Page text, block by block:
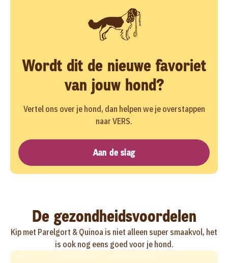
Wordt dit de nieuwe favoriet
van jouw hond?
Vertel ons over je hond, dan helpen we je overstappen
naar VERS.
Aan de slag
De gezondheidsvoordelen
Kip met Parelgort & Quinoa is niet alleen super smaakvol, het
is ook nog eens goed voor je hond.